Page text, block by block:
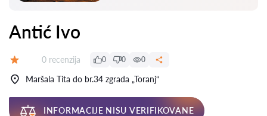
Antić Ivo
Recenzija:
0 recenzija 0 0 0
Maršala Tita do br.34 zgrada „Toranj“
INFORMACIJE NISU VERIFIKOVANE